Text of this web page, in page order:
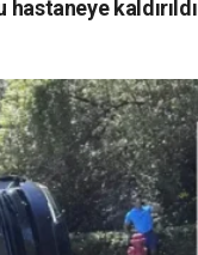
kaldırıldı